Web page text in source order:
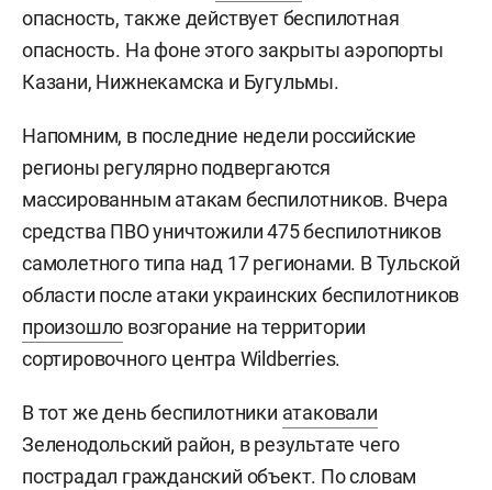
опасность, также действует беспилотная
опасность. На фоне этого закрыты аэропорты
Казани, Нижнекамска и Бугульмы.
Напомним, в последние недели российские
регионы регулярно подвергаются
массированным атакам беспилотников. Вчера
средства ПВО уничтожили 475 беспилотников
самолетного типа над 17 регионами. В Тульской
области после атаки украинских беспилотников
произошло возгорание на территории
сортировочного центра Wildberries.
В тот же день беспилотники атаковали
Зеленодольский район, в результате чего
пострадал гражданский объект. По словам